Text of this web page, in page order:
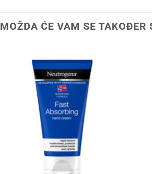
MOŽDA ĆE VAM SE